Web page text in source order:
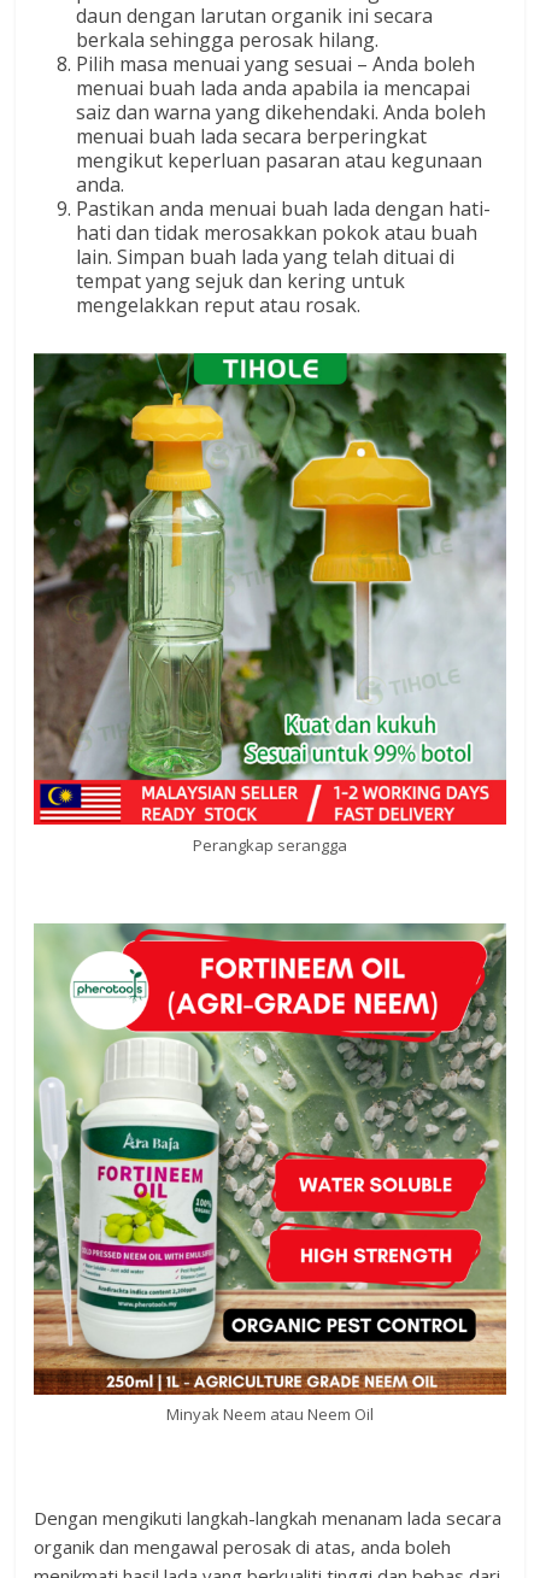
daun dengan larutan organik ini secara
berkala sehingga perosak hilang.
Pilih masa menuai yang sesuai – Anda boleh
menuai buah lada anda apabila ia mencapai
saiz dan warna yang dikehendaki. Anda boleh
menuai buah lada secara berperingkat
mengikut keperluan pasaran atau kegunaan
anda.
Pastikan anda menuai buah lada dengan hati-
hati dan tidak merosakkan pokok atau buah
lain. Simpan buah lada yang telah dituai di
tempat yang sejuk dan kering untuk
mengelakkan reput atau rosak.
Perangkap serangga
Minyak Neem atau Neem Oil
Dengan mengikuti langkah-langkah menanam lada secara
organik dan mengawal perosak di atas, anda boleh